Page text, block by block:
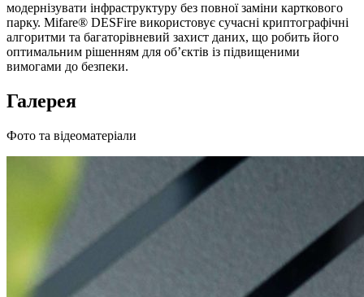
модернізувати інфраструктуру без повної заміни карткового
парку. Mifare® DESFire використовує сучасні криптографічні
алгоритми та багаторівневий захист даних, що робить його
оптимальним рішенням для об’єктів із підвищеними
вимогами до безпеки.
Галерея
Фото та відеоматеріали